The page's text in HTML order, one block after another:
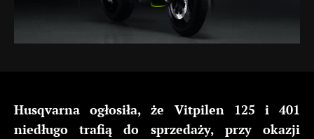
Husqvarna ogłosiła, że Vitpilen 125 i 401
niedługo trafią do sprzedaży, przy okazji